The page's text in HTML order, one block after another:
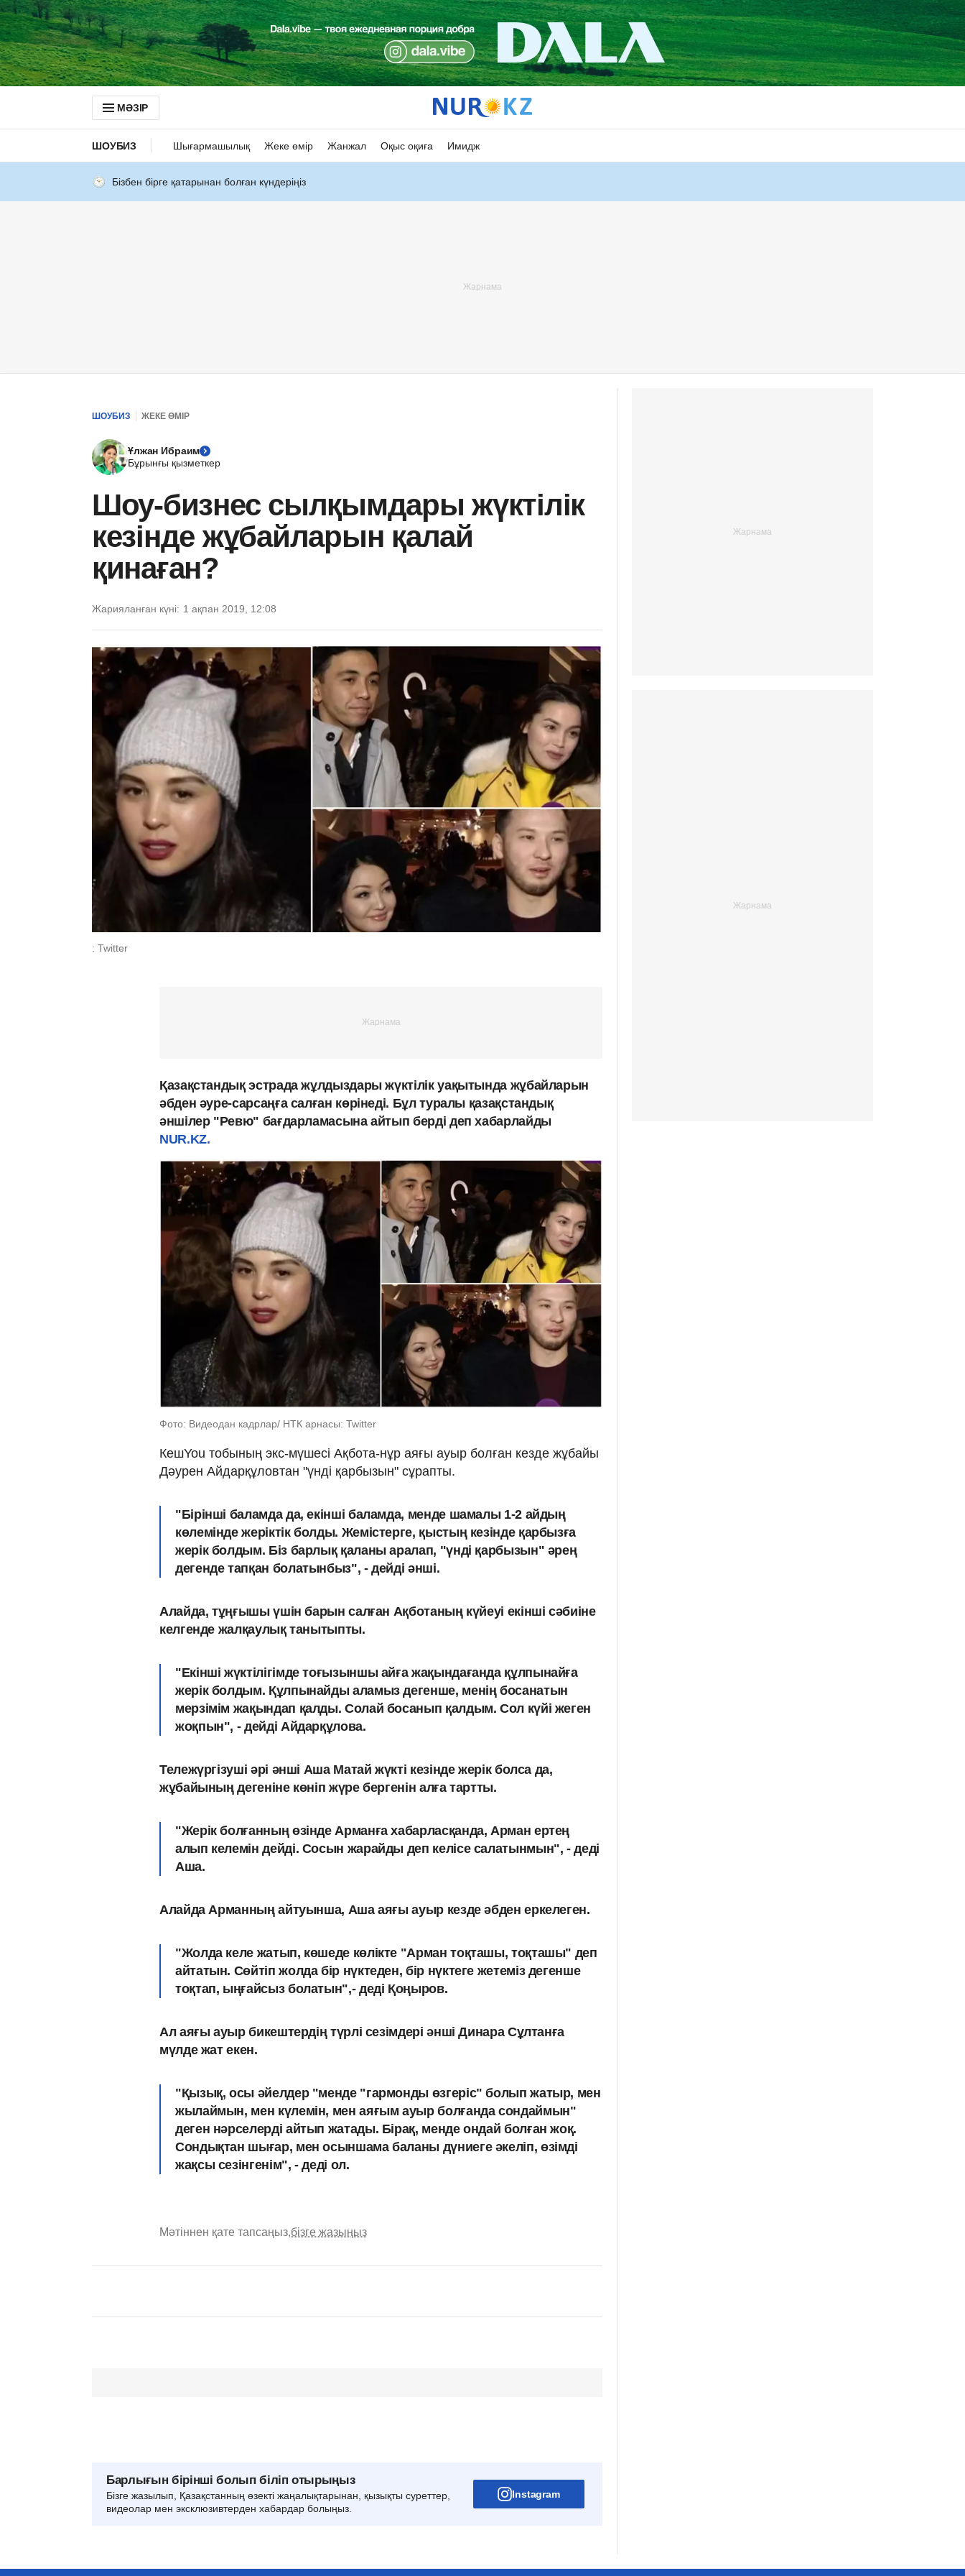
МӘЗІР
ШОУБИЗ Шығармашылық Жеке өмір Жанжал Оқыс оқиға Имидж
Бізбен бірге қатарынан болған күндеріңіз
ШОУБИЗ ЖЕКЕ ӨМІР
Ұлжан Ибраим
Бұрынғы қызметкер
Шоу-бизнес сылқымдары жүктілік
кезінде жұбайларын қалай
қинаған?
Жарияланған күні: 1 ақпан 2019, 12:08
: Twitter
Қазақстандық эстрада жұлдыздары жүктілік уақытында жұбайларын
әбден әуре-сарсаңға салған көрінеді. Бұл туралы қазақстандық
әншілер "Ревю" бағдарламасына айтып берді деп хабарлайды
NUR.KZ.
Фото: Видеодан кадрлар/ НТК арнасы: Twitter
КешYou тобының экс-мүшесі Ақбота-нұр аяғы ауыр болған кезде жұбайы
Дәурен Айдарқұловтан "үнді қарбызын" сұрапты.
"Бірінші баламда да, екінші баламда, менде шамалы 1-2 айдың
көлемінде жеріктік болды. Жемістерге, қыстың кезінде қарбызға
жерік болдым. Біз барлық қаланы аралап, "үнді қарбызын" әрең
дегенде тапқан болатынбыз", - дейді әнші.
Алайда, тұңғышы үшін барын салған Ақботаның күйеуі екінші сәбиіне
келгенде жалқаулық танытыпты.
"Екінші жүктілігімде тоғызыншы айға жақындағанда құлпынайға
жерік болдым. Құлпынайды аламыз дегенше, менің босанатын
мерзімім жақындап қалды. Солай босанып қалдым. Сол күйі жеген
жоқпын", - дейді Айдарқұлова.
Тележүргізуші әрі әнші Аша Матай жүкті кезінде жерік болса да,
жұбайының дегеніне көніп жүре бергенін алға тартты.
"Жерік болғанның өзінде Арманға хабарласқанда, Арман ертең
алып келемін дейді. Сосын жарайды деп келісе салатынмын", - деді
Аша.
Алайда Арманның айтуынша, Аша аяғы ауыр кезде әбден еркелеген.
"Жолда келе жатып, көшеде көлікте "Арман тоқташы, тоқташы" деп
айтатын. Сөйтіп жолда бір нүктеден, бір нүктеге жетеміз дегенше
тоқтап, ыңғайсыз болатын",- деді Қоңыров.
Ал аяғы ауыр бикештердің түрлі сезімдері әнші Динара Сұлтанға
мүлде жат екен.
"Қызық, осы әйелдер "менде "гармонды өзгеріс" болып жатыр, мен
жылаймын, мен күлемін, мен аяғым ауыр болғанда сондаймын"
деген нәрселерді айтып жатады. Бірақ, менде ондай болған жоқ.
Сондықтан шығар, мен осыншама баланы дүниеге әкеліп, өзімді
жақсы сезінгенім", - деді ол.
Мәтіннен қате тапсаңыз,бізге жазыңыз
Барлығын бірінші болып біліп отырыңыз
Бізге жазылып, Қазақстанның өзекті жаңалықтарынан, қызықты суреттер,
видеолар мен эксклюзивтерден хабардар болыңыз.
Instagram